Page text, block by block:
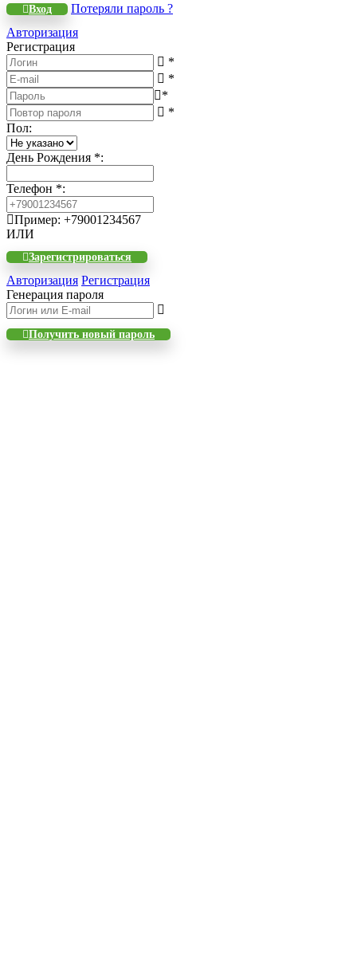
Вход
Потеряли пароль ?
Авторизация
Регистрация
*
*
*
*
Пол:
День Рождения *:
Телефон *:
Пример: +79001234567
ИЛИ
Зарегистрироваться
Авторизация Регистрация
Генерация пароля
Получить новый пароль